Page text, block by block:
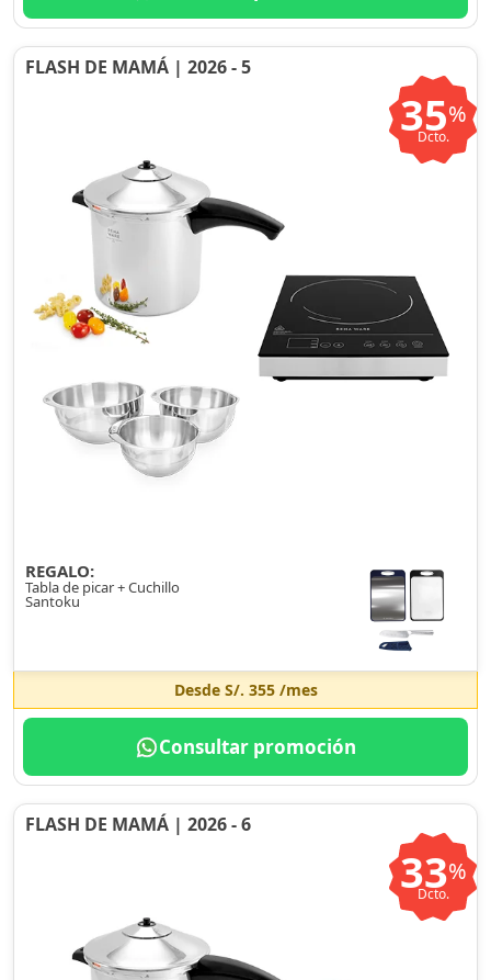
FLASH DE MAMÁ | 2026 - 5
35%
Dcto.
REGALO:
Tabla de picar + Cuchillo
Santoku
Desde S/. 355/mes
Consultar promoción
FLASH DE MAMÁ | 2026 - 6
33%
Dcto.